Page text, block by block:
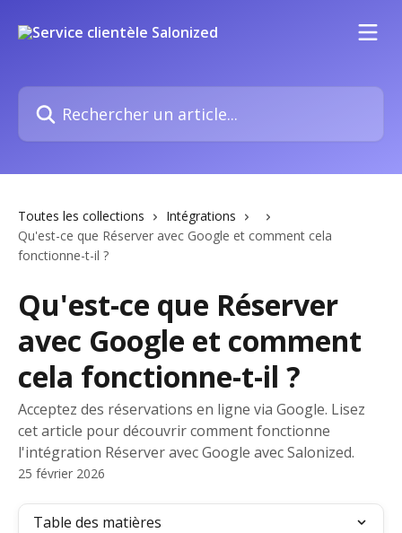
Rechercher un article...
Toutes les collections
Intégrations
Qu'est-ce que Réserver avec Google et comment cela
fonctionne-t-il ?
Qu'est-ce que Réserver
avec Google et comment
cela fonctionne-t-il ?
Acceptez des réservations en ligne via Google. Lisez
cet article pour découvrir comment fonctionne
l'intégration Réserver avec Google avec Salonized.
25 février 2026
Table des matières